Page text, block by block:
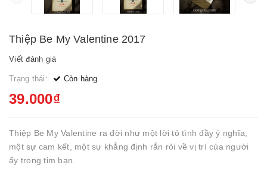
Thiệp Be My Valentine 2017
Viết đánh giá
Trạng thái: Còn hàng
39.000₫
Thiệp Be My Valentine ra đời như một lời tỏ tình đầy ý nghĩa,
một sự cam kết, một sự khẳng định rắn rỏi về vị trí của người
ấy trong tim bạn.